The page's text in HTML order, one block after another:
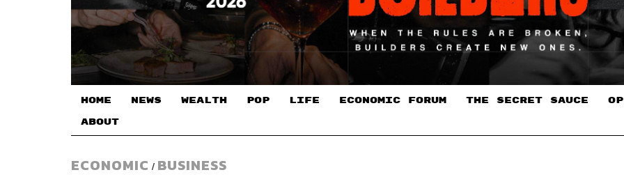
HOME NEWS WEALTH POP LIFE ECONOMIC FORUM THE SECRET SAUCE​
ABOUT
ECONOMIC / BUSINESS